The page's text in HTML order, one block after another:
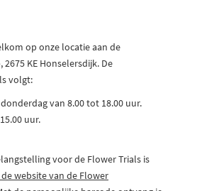
op onze locatie aan de
KE Honselersdijk. De
volgt:
van 8.00 tot 18.00 uur.
uur.
voor de Flower Trials is
website van de Flower